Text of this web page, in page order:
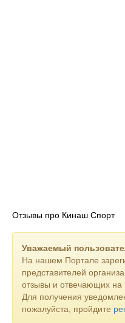
Отзывы про Кинаш Спорт
Уважаемый
На нашем Портале
представителей
отзывы и отвечающих на
Для получения
пожалуйста, пройдите